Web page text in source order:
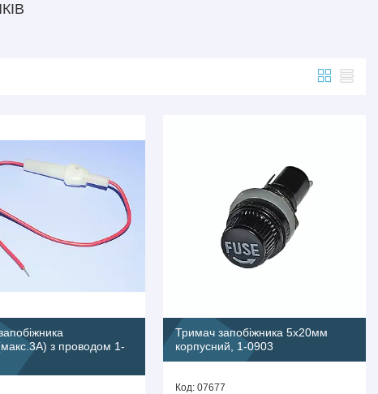
з проводом 1-
Тримач запобіжника 5х20мм
корпусний, 1-0903
07677